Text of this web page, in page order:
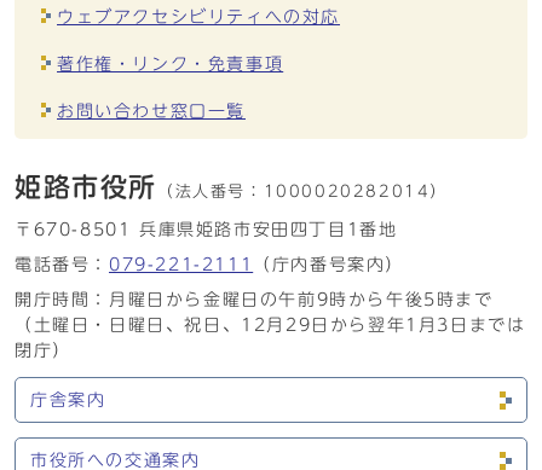
ウェブアクセシビリティへの対応
著作権・リンク・免責事項
お問い合わせ窓口一覧
姫路市役所 （法人番号： 1000020282014）
〒670-8501 兵庫県姫路市安田四丁目1番地
電話番号： 079-221-2111
（庁内番号案内）
開庁時間：月曜日から金曜日の午前9時から午後5時まで
（土曜日・日曜日、祝日、12月29日から翌年1月3日までは
閉庁）
庁舎案内
市役所への交通案内